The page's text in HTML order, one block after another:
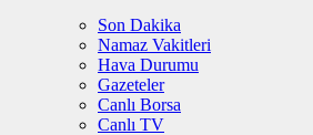
Son Dakika
Namaz Vakitleri
Hava Durumu
Gazeteler
Canlı Borsa
Canlı TV